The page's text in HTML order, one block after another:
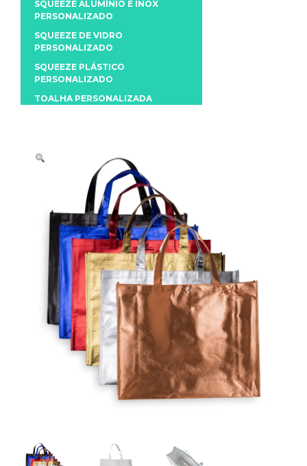
SQUEEZE ALUMÍNIO E INOX
PERSONALIZADO
SQUEEZE DE VIDRO
PERSONALIZADO
SQUEEZE PLÁSTICO
PERSONALIZADO
TOALHA PERSONALIZADA